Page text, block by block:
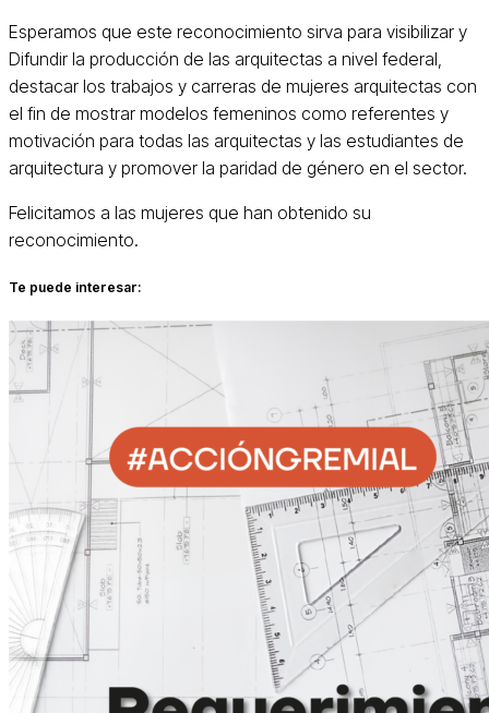
Esperamos que este reconocimiento sirva para visibilizar y
Difundir la producción de las arquitectas a nivel federal,
destacar los trabajos y carreras de mujeres arquitectas con
el fin de mostrar modelos femeninos como referentes y
motivación para todas las arquitectas y las estudiantes de
arquitectura y promover la paridad de género en el sector.
Felicitamos a las mujeres que han obtenido su
reconocimiento.
Te puede interesar: